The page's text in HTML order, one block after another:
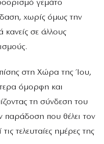
γεμάτο
χωρίς όμως την
σε άλλους
στη Χώρα της Ίου,
όμορφη και
τη σύνδεση του
παράδοση που θέλει τον
τελευταίες ημέρες της